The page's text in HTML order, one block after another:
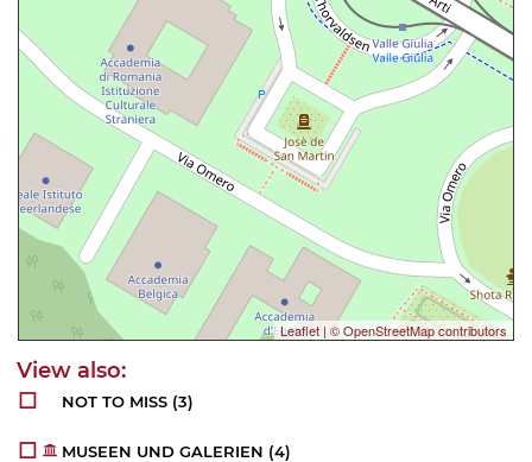
Leaflet | © OpenStreetMap contributors
NOT TO MISS (3)
MUSEEN UND GALERIEN (4)